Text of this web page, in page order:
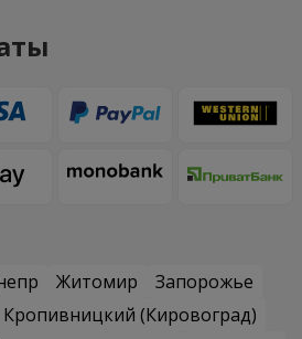
Житомир
Запорожье
Кропивницкий (Кировоград)